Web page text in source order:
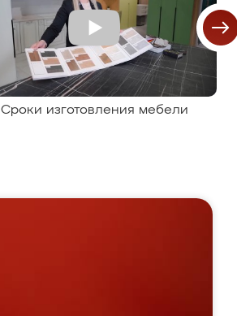
Сроки изготовления мебели